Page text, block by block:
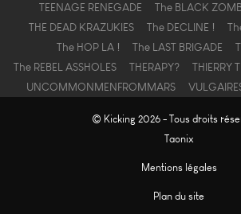
TEENAGE RENEGADE
The BLACK
THE DEAD KRAZUKIES
The DECLINE !
The HOP LA !
The LAST BRIGADE
The REBEL ASSHOLES
THERAPY? THIERRY
UNCOMMONMENFROMMARS
© Kicking 2026 - Tous droits
Taonix
Mentions légales
Plan du site